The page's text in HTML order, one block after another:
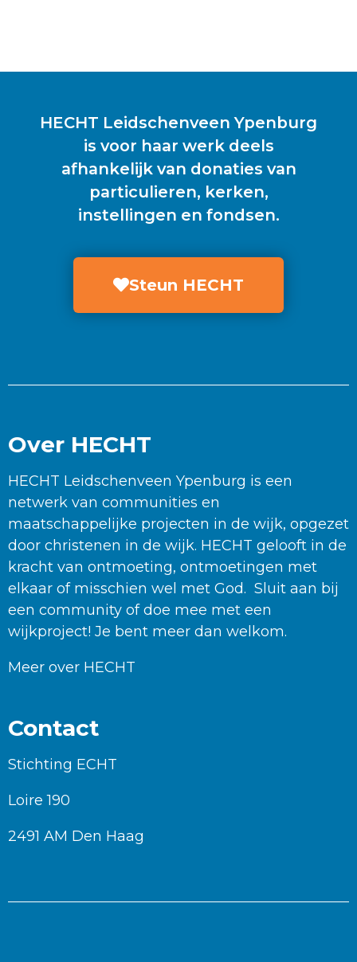
HECHT Leidschenveen Ypenburg
is voor haar werk deels
afhankelijk van donaties van
particulieren, kerken,
instellingen en fondsen.
Steun HECHT
Over HECHT
HECHT Leidschenveen Ypenburg is een
netwerk van communities en
maatschappelijke projecten in de wijk, opgezet
door christenen in de wijk. HECHT gelooft in de
kracht van ontmoeting, ontmoetingen met
elkaar of misschien wel met God. Sluit aan bij
een community of doe mee met een
wijkproject! Je bent meer dan welkom.
Meer over HECHT
Contact
Stichting ECHT
Loire 190
2491 AM Den Haag